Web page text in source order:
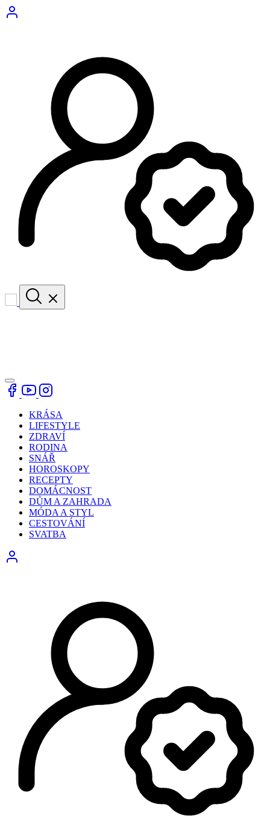
KRÁSA
LIFESTYLE
ZDRAVÍ
RODINA
SNÁŘ
HOROSKOPY
RECEPTY
DOMÁCNOST
DŮM A ZAHRADA
MÓDA A STYL
CESTOVÁNÍ
SVATBA